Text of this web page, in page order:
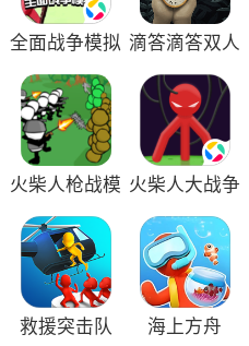
全面战争模拟 滴答滴答双人
火柴人枪战模 火柴人大战争
救援突击队 海上方舟